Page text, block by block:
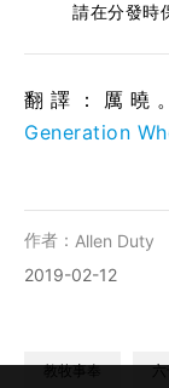
請在分發時
翻譯：厲曉
Generation
作者： Allen Duty
2019-02-12
教牧事奉